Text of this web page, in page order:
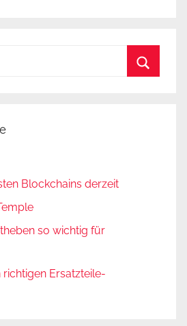
Blockchains derzeit
so wichtig für
richtigen Ersatzteile-